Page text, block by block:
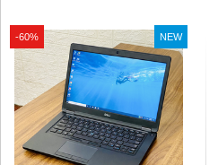
khách hàng ở xa, HSSV . Săn
10.000 Voucher Giảm
Giá 500.000đ
-60% NEW